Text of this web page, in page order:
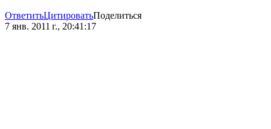
ОтветитьЦитироватьПоделиться
7 янв. 2011 г., 20:41:17